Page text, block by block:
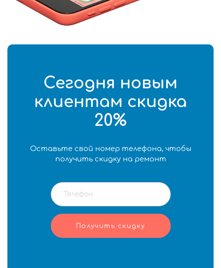
Сегодня новым
клиентам скидка
20%
Оставьте свой номер телефона, чтобы
получить скидку на ремонт